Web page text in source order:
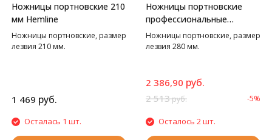
Ножницы портновские 210
мм Hemline
Ножницы портновские, размер
лезвия 210 мм.
1 469 руб.
Осталась 1 шт.
Ножницы портновские
профессиональные
Hemline
Ножницы портновские, размер
лезвия 280 мм.
2 386,90 руб.
2 513руб. -5%
Осталось 2 шт.